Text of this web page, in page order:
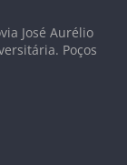
José Aurélio
Poços